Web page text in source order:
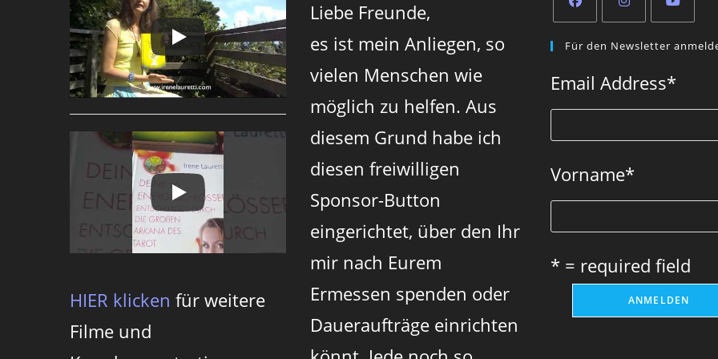
HIER klicken für weitere
Filme und
Liebe Freunde,
es ist mein Anliegen, so
vielen Menschen wie
möglich zu helfen. Aus
diesem Grund habe ich
diesen freiwilligen
Sponsor-Button
eingerichtet, über den Ihr
mir nach Eurem
Ermessen spenden oder
Daueraufträge einrichten
in
new
tab
in
new
tab
in
new
tab
Für den Newsletter
Email Address*
Vorname*
* = required field